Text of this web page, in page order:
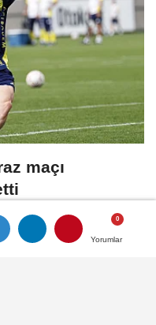
Yorumlar
Yorumlar
maçı